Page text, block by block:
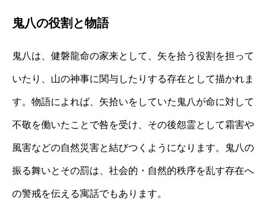
鬼八の役割と物語
鬼八は、健磐龍命の家来として、矢を拾う役割を担って
いたり、山の神事に関与したりする存在として描かれま
す。物語によれば、矢拾いをしていた鬼八が命に対して
不敬を働いたことで咎を受け、その後怨霊として霜害や
風害などの自然災害と結びつくようになります。鬼八の
振る舞いとその罰は、社会的・自然的秩序を乱す存在へ
の警戒を伝える寓話でもあります。